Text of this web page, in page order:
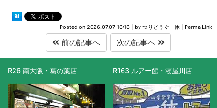
Posted on 2026.07.07 16:16 by つりどうぐ一休 Perma Link
前の記事へ 次の記事へ
R163 ルアー館・寝屋川店 R477 滋賀守山店